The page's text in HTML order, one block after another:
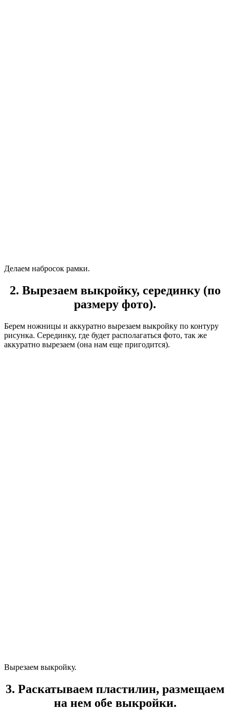
Делаем набросок рамки.
2. Вырезаем выкройку, серединку (по
размеру фото).
Берем ножницы и аккуратно вырезаем выкройку по контуру
рисунка. Серединку, где будет располагаться фото, так же
аккуратно вырезаем (она нам еще пригодится).
Вырезаем выкройку.
3. Раскатываем пластилин, размещаем
на нем обе выкройки.